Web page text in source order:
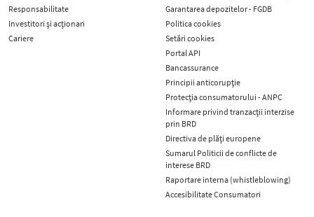
Responsabilitate
Investitori și acționari
Cariere
Garantarea depozitelor - FGDB
Politica cookies
Setări cookies
Portal API
Bancassurance
Principii anticorupţie
Protecţia consumatorului - ANPC
Informare privind tranzacții interzise
prin BRD
Directiva de plăți europene
Sumarul Politicii de conflicte de
interese BRD
Raportare interna (whistleblowing)
Accesibilitate Consumatori